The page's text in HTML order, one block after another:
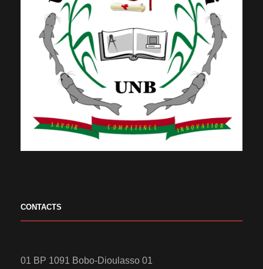
CONTACTS
01 BP 1091 Bobo-Dioulasso 01